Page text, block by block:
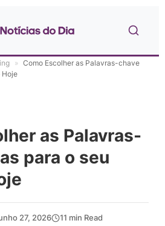
» Como Escolher as Palavras-chave
Hoje
as Palavras-
para o seu
27, 2026 11 min Read